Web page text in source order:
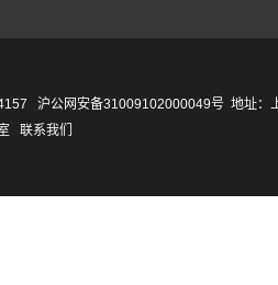
沪公网安备31009102000049号 地址：
联系我们